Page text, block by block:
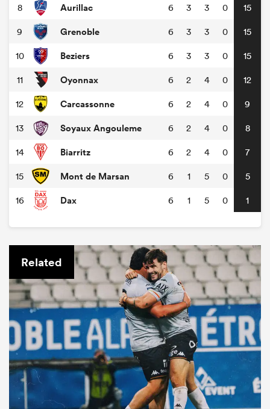
8 Aurillac 6 3 3 0 15
9 Grenoble 6 3 3 0 15
10 Beziers 6 3 3 0 15
11 Oyonnax 6 2 4 0 12
12 Carcassonne 6 2 4 0 9
13 Soyaux Angouleme 6 2 4 0 8
14 Biarritz 6 2 4 0 7
15 Mont de Marsan 6 1 5 0 5
16 Dax 6 1 5 0 1
Related